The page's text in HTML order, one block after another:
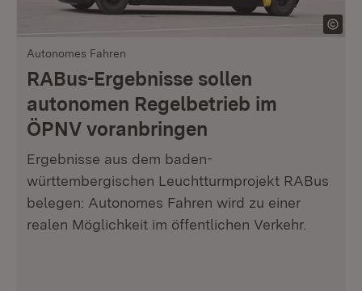
Autonomes Fahren
RABus-Ergebnisse sollen
autonomen Regelbetrieb im
ÖPNV voranbringen
Ergebnisse aus dem baden-
württembergischen Leuchtturmprojekt RABus
belegen: Autonomes Fahren wird zu einer
realen Möglichkeit im öffentlichen Verkehr.